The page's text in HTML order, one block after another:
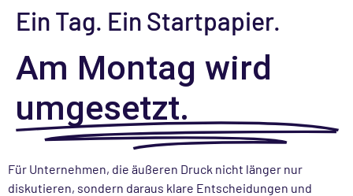
Ein Tag. Ein Startpapier.
Am Montag wird
umgesetzt.
Für Unternehmen, die äußeren Druck nicht länger nur
diskutieren, sondern daraus klare Entscheidungen und